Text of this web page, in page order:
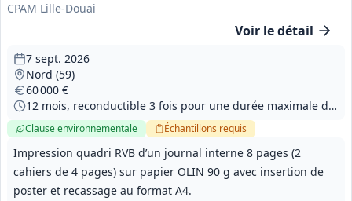
CPAM Lille-Douai
Voir le détail
Impression quadri RVB d’un journal interne 8 pages (2
cahiers de 4 pages) sur papier OLIN 90 g avec insertion de
poster et recassage au format A4.
7 sept. 2026
Nord (59)
60 000 €
12 mois, reconductible 3 fois pour une durée maximale de 48 mois
Clause environnementale Échantillons requis